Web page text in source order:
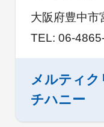
大阪府豊中市
TEL: 06-
メルティ
チハニー